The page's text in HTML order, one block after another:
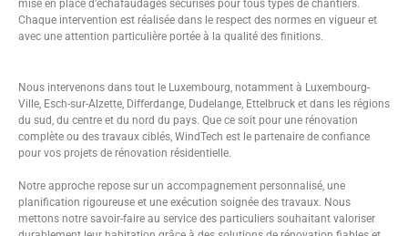
mise en place d’échafaudages sécurisés pour tous types de chantiers.
Chaque intervention est réalisée dans le respect des normes en vigueur et
avec une attention particulière portée à la qualité des finitions.
Nous intervenons dans tout le Luxembourg, notamment à Luxembourg-
Ville, Esch-sur-Alzette, Differdange, Dudelange, Ettelbruck et dans les régions
du sud, du centre et du nord du pays. Que ce soit pour une rénovation
complète ou des travaux ciblés, WindTech est le partenaire de confiance
pour vos projets de rénovation résidentielle.
Notre approche repose sur un accompagnement personnalisé, une
planification rigoureuse et une exécution soignée des travaux. Nous
mettons notre savoir-faire au service des particuliers souhaitant valoriser